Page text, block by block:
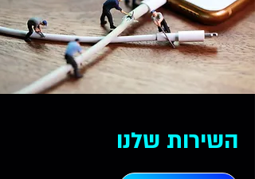
השירות שלנו